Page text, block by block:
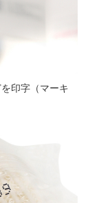
印字（マーキ